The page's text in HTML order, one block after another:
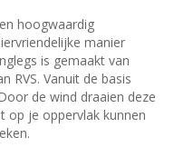
hoogwaardig
manier
is gemaakt van
RVS. Vanuit de basis
de wind draaien deze
op je oppervlak kunnen